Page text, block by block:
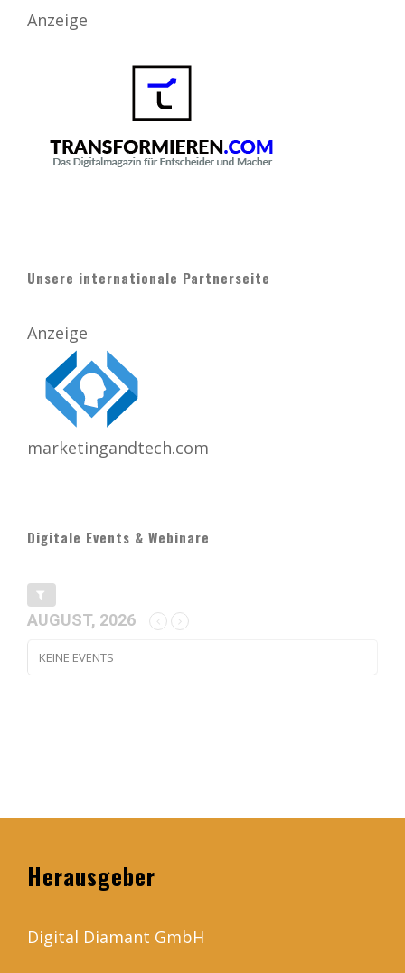
Anzeige
Unsere internationale Partnerseite
Anzeige
marketingandtech.com
Digitale Events & Webinare
AUGUST, 2026
KEINE EVENTS
Herausgeber
Digital Diamant GmbH